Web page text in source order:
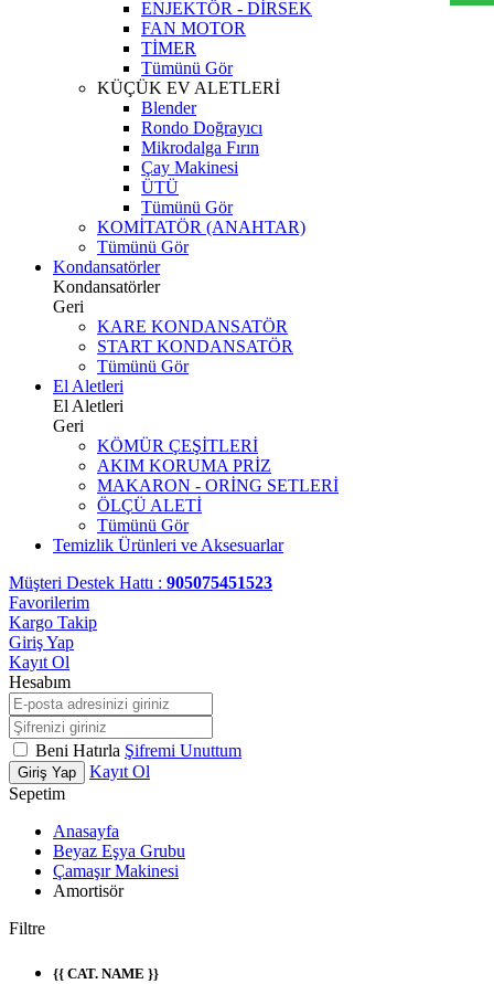
ENJEKTÖR - DİRSEK
FAN MOTOR
TİMER
Tümünü Gör
KÜÇÜK EV ALETLERİ
Blender
Rondo Doğrayıcı
Mikrodalga Fırın
Çay Makinesi
ÜTÜ
Tümünü Gör
KOMİTATÖR (ANAHTAR)
Tümünü Gör
Kondansatörler
Kondansatörler
Geri
KARE KONDANSATÖR
START KONDANSATÖR
Tümünü Gör
El Aletleri
El Aletleri
Geri
KÖMÜR ÇEŞİTLERİ
AKIM KORUMA PRİZ
MAKARON - ORİNG SETLERİ
ÖLÇÜ ALETİ
Tümünü Gör
Temizlik Ürünleri ve Aksesuarlar
Müşteri Destek Hattı : 905075451523
Favorilerim
Kargo Takip
Giriş Yap
Kayıt Ol
Hesabım
Beni Hatırla Şifremi Unuttum
Giriş Yap
Kayıt Ol
Sepetim
Anasayfa
Beyaz Eşya Grubu
Çamaşır Makinesi
Amortisör
Filtre
{{ CAT. NAME }}